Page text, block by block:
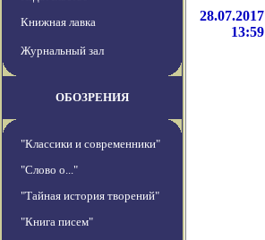
Книжная лавка
Журнальный зал
ОБОЗРЕНИЯ
"Классики и современники"
"Слово о..."
"Тайная история творений"
"Книга писем"
28.07.2017
13:59